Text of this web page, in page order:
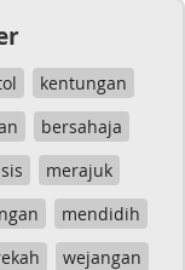
kentungan
bersahaja
merajuk
mendidih
wejangan